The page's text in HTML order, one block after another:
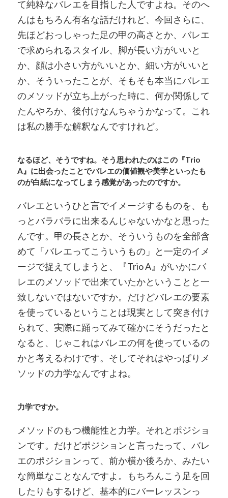
て純粋なバレエを目指した人ですよね。そのへ
んはもちろん有名な話だけれど、今回さらに、
先ほどおっしゃった足の甲の高さとか、バレエ
で求められるスタイル、脚が長い方がいいと
か、顔は小さい方がいいとか、細い方がいいと
か、そういったことが、そもそも本当にバレエ
のメソッドが立ち上がった時に、何か関係して
たんやろか、後付けなんちゃうかなって。これ
は私の勝手な解釈なんですけれど。
なるほど、そうですね。そう思われたのはこの『Trio
A』に出会ったことでバレエの価値観や美学といったも
のが白紙になってしまう感覚があったのですか。
バレエというひと言でイメージするものを、も
っとバラバラに出来るんじゃないかなと思った
んです。甲の長さとか、そういうものを全部含
めて「バレエってこういうもの」と一定のイメ
ージで捉えてしまうと、『Trio A』がいかにバ
レエのメソッドで出来ていたかということと一
致しないではないですか。だけどバレエの要素
を使っているということは現実として突き付け
られて、実際に踊ってみて確かにそうだったと
なると、じゃこれはバレエの何を使っているの
かと考えるわけです。そしてそれはやっぱりメ
ソッドの力学なんですよね。
力学ですか。
メソッドのもつ機能性と力学。それとポジショ
ンです。だけどポジションと言ったって、バレ
エのポジションって、前か横か後ろか、みたい
な簡単なことなんですよ。もちろんこう足を回
したりもするけど、基本的にバーレッスンっ